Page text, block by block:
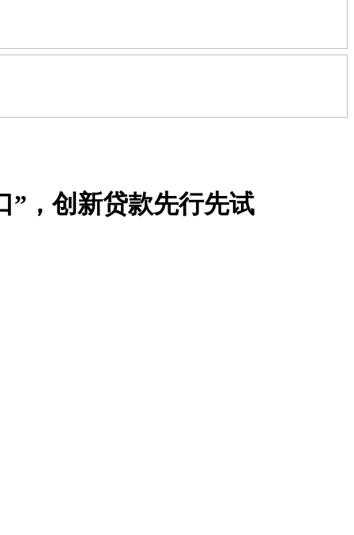
”，创新贷款先行先试